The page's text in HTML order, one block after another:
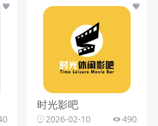
时光影吧
2026-02-10 490